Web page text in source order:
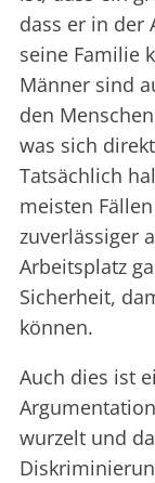
dass er in der
seine Familie
Männer sind
den
was sich
Tatsächlich
meisten
zuverlässiger
Arbeitsplatz
Sicherheit,
können.
Auch dies ist
wurzelt und